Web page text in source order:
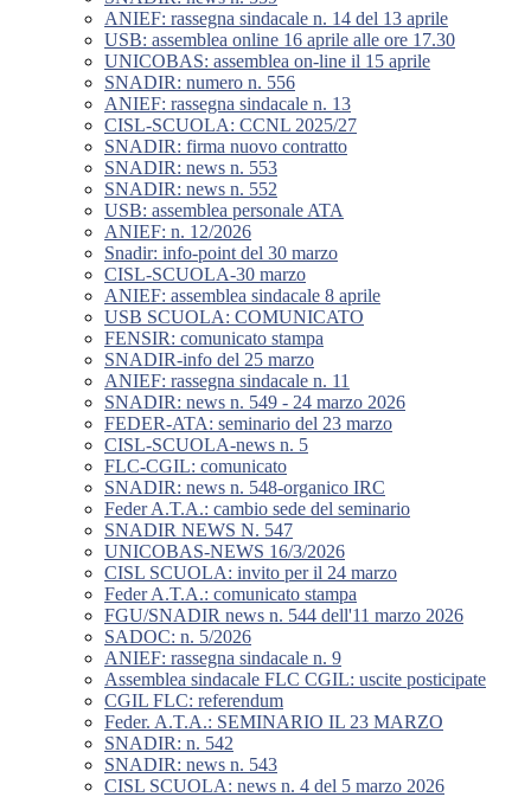
ANIEF: rassegna sindacale n. 14 del 13 aprile
USB: assemblea online 16 aprile alle ore 17.30
UNICOBAS: assemblea on-line il 15 aprile
SNADIR: numero n. 556
ANIEF: rassegna sindacale n. 13
CISL-SCUOLA: CCNL 2025/27
SNADIR: firma nuovo contratto
SNADIR: news n. 553
SNADIR: news n. 552
USB: assemblea personale ATA
ANIEF: n. 12/2026
Snadir: info-point del 30 marzo
CISL-SCUOLA-30 marzo
ANIEF: assemblea sindacale 8 aprile
USB SCUOLA: COMUNICATO
FENSIR: comunicato stampa
SNADIR-info del 25 marzo
ANIEF: rassegna sindacale n. 11
SNADIR: news n. 549 - 24 marzo 2026
FEDER-ATA: seminario del 23 marzo
CISL-SCUOLA-news n. 5
FLC-CGIL: comunicato
SNADIR: news n. 548-organico IRC
Feder A.T.A.: cambio sede del seminario
SNADIR NEWS N. 547
UNICOBAS-NEWS 16/3/2026
CISL SCUOLA: invito per il 24 marzo
Feder A.T.A.: comunicato stampa
FGU/SNADIR news n. 544 dell'11 marzo 2026
SADOC: n. 5/2026
ANIEF: rassegna sindacale n. 9
Assemblea sindacale FLC CGIL: uscite posticipate
CGIL FLC: referendum
Feder. A.T.A.: SEMINARIO IL 23 MARZO
SNADIR: n. 542
SNADIR: news n. 543
CISL SCUOLA: news n. 4 del 5 marzo 2026